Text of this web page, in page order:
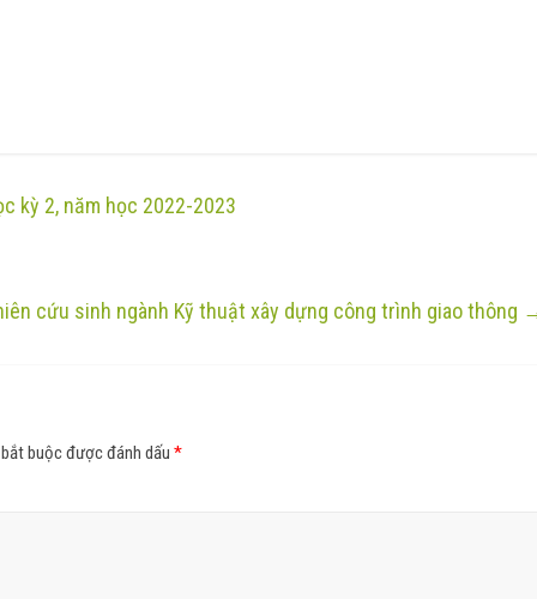
kỳ 2, năm học 2022-2023
cứu sinh ngành Kỹ thuật xây dựng công trình giao thông
buộc được đánh dấu *